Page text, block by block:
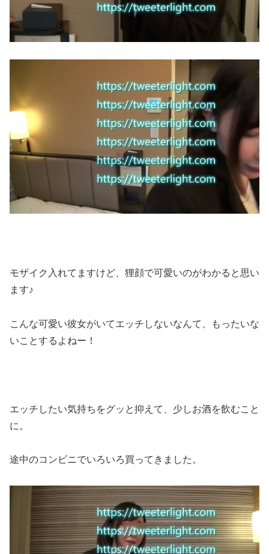
モザイク入れてますけど、狸顔で可愛いのがわかると思い
ます♪
こんな可愛い彼女がいてエッチしないなんて、もったいな
いことするよねー！
エッチしたい気持ちをグッと抑えて、少しお酒を飲むこと
に。
途中のコンビニでいろいろ買ってきました。